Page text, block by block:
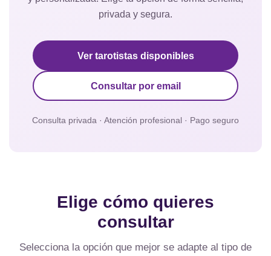
privada y segura.
Ver tarotistas disponibles
Consultar por email
Consulta privada · Atención profesional · Pago seguro
Elige cómo quieres
consultar
Selecciona la opción que mejor se adapte al tipo de